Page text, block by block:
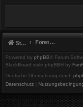
Startseite Foren-Übersicht
Powered by phpBB® Forum
BlackBoard style phpBB® by
Deutsche Übersetzung durch
Datenschutz |